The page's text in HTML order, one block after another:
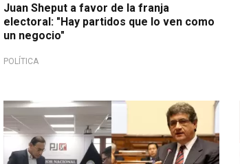
Juan Sheput a favor de la franja
electoral: "Hay partidos que lo ven como
un negocio"
POLÍTICA
No lo recuerda para bien